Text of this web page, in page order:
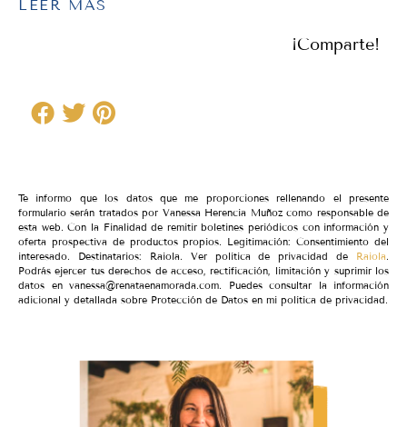
LEER MÁS
¡Comparte!
Te informo que los datos que me proporciones rellenando el presente
formulario serán tratados por Vanessa Herencia Muñoz como responsable de
esta web. Con la Finalidad de remitir boletines periódicos con información y
oferta prospectiva de productos propios. Legitimación: Consentimiento del
interesado. Destinatarios: Raiola. Ver política de privacidad de Raiola.
Podrás ejercer tus derechos de acceso, rectificación, limitación y suprimir los
datos en vanessa@renataenamorada.com. Puedes consultar la información
adicional y detallada sobre Protección de Datos en mi política de privacidad.